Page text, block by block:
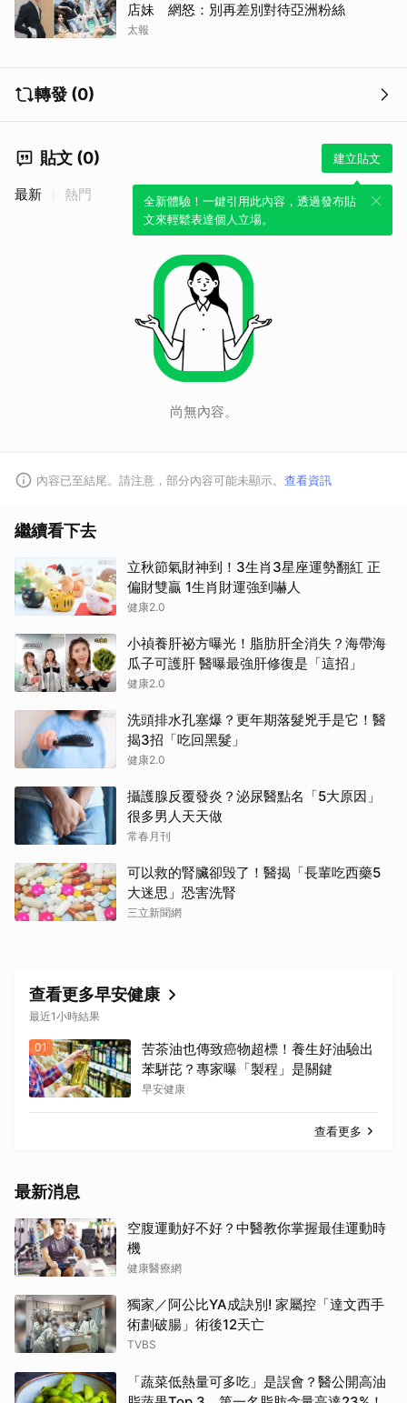
店妹 網怒：別再差別對待亞洲粉絲
太報
轉發 (0)
貼文 (0) 建立貼文
全新體驗！一鍵引用此內容，透過發布貼
文來輕鬆表達個人立場。
最新 熱門
尚無內容。
內容已至結尾。請注意，部分內容可能未顯示。 查看資訊
繼續看下去
立秋節氣財神到！3生肖3星座運勢翻紅 正
偏財雙贏 1生肖財運強到嚇人
健康2.0
小禎養肝祕方曝光！脂肪肝全消失？海帶海
瓜子可護肝 醫曝最強肝修復是「這招」
健康2.0
洗頭排水孔塞爆？更年期落髮兇手是它！醫
揭3招「吃回黑髮」
健康2.0
攝護腺反覆發炎？泌尿醫點名「5大原因」
很多男人天天做
常春月刊
可以救的腎臟卻毁了！醫揭「長輩吃西藥5
大迷思」恐害洗腎
三立新聞網
查看更多早安健康
最近1小時結果
01
苦茶油也傳致癌物超標！養生好油驗出
苯駢芘？專家曝「製程」是關鍵
早安健康
查看更多
最新消息
空腹運動好不好？中醫教你掌握最佳運動時
機
健康醫療網
獨家／阿公比YA成訣別! 家屬控「達文西手
術劃破腸」術後12天亡
TVBS
「蔬菜低熱量可多吃」是誤會？醫公開高油